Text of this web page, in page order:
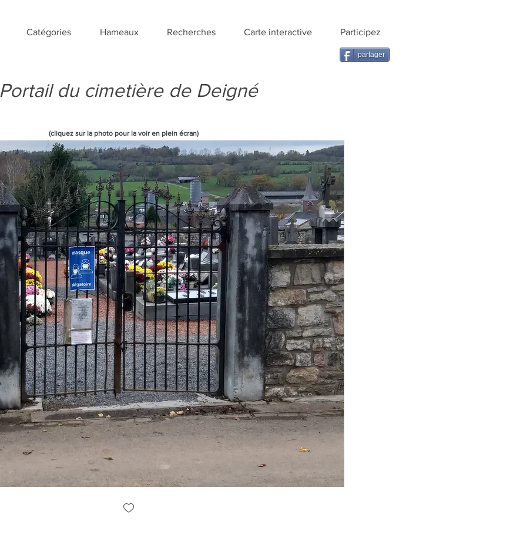
Catégories Hameaux Recherches Carte interactive Participez
partager
Portail du cimetière de Deigné
(cliquez sur la photo pour la voir en plein écran)